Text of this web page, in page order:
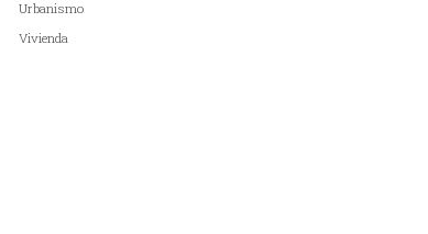
Urbanismo
Vivienda